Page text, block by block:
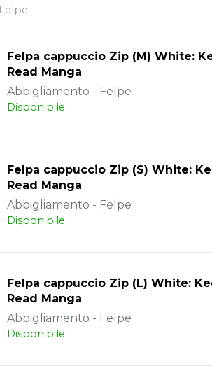
Felpe
Felpa cappuccio Zip (M) White:
Read Manga
Abbigliamento - Felpe
Disponibile
Felpa cappuccio Zip (S) White:
Read Manga
Abbigliamento - Felpe
Disponibile
Felpa cappuccio Zip (L) White:
Read Manga
Abbigliamento - Felpe
Disponibile